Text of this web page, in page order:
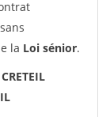
la Loi sénior.